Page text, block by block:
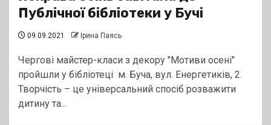
Публічної бібліотеки у Бучі
09.09.2021 Ірина Паясь
Чергові майстер-класи з декору "Мотиви осені"
пройшли у бібліотеці м. Буча, вул. Енергетиків, 2.
Творчість – це універсальний спосіб розважити
дитину та...